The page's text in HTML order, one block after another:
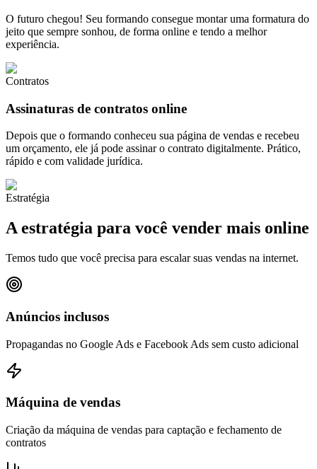
O futuro chegou! Seu formando consegue montar uma formatura do
jeito que sempre sonhou, de forma online e tendo a melhor
experiência.
Contratos
Assinaturas de contratos online
Depois que o formando conheceu sua página de vendas e recebeu
um orçamento, ele já pode assinar o contrato digitalmente. Prático,
rápido e com validade jurídica.
Estratégia
A estratégia para você vender mais online
Temos tudo que você precisa para escalar suas vendas na internet.
Anúncios inclusos
Propagandas no Google Ads e Facebook Ads sem custo adicional
Máquina de vendas
Criação da máquina de vendas para captação e fechamento de
contratos